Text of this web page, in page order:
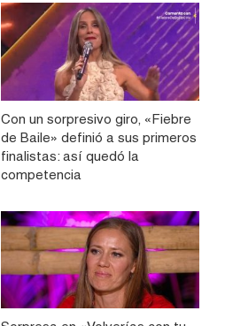
Con un sorpresivo giro, «Fiebre
de Baile» definió a sus primeros
finalistas: así quedó la
competencia